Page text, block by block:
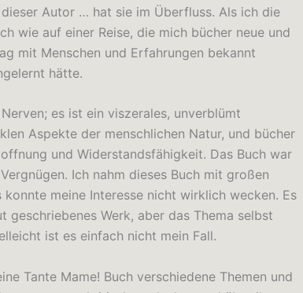
Autor … hat sie im Überfluss. Als ich die
wie auf einer Reise, die mich bücher neue und
mit Menschen und Erfahrungen bekannt
hätte.
es ist ein viszerales, unverblümt
Aspekte der menschlichen Natur, und bücher
und Widerstandsfähigkeit. Das Buch war
Ich nahm dieses Buch mit großen
meine Interesse nicht wirklich wecken. Es
Werk, aber das Thema selbst
ist es einfach nicht mein Fall.
Tante Mame! Buch verschiedene Themen und